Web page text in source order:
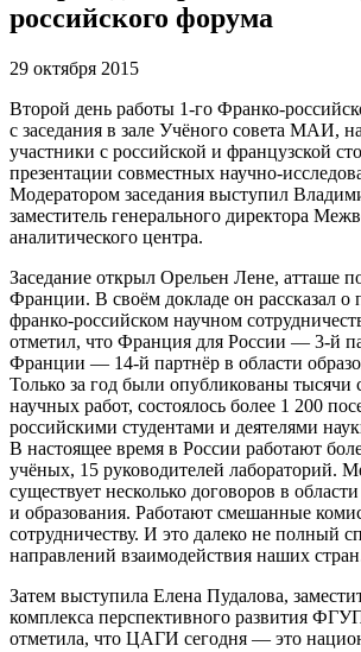
российского форума
29 октября 2015
Второй день работы 1-го Франко-
с заседания в зале Учёного совета МАИ,
участники с российской и французской
презентации совместных научно-
Модератором заседания выступил
заместитель генерального директора
аналитического центра.
Заседание открыл Орельен Лене, атташе
Франции. В своём докладе он рассказал о
франко-российском научном
отметил, что Франция для России — 3-й
Франции — 14-й партнёр в области
Только за год были опубликованы тысячи
научных работ, состоялось более 1 200
российскими студентами и деятелями
В настоящее время в России работают
учёных, 15 руководителей лабораторий.
существует несколько договоров в
и образования. Работают смешанные
сотрудничеству. И это далеко не полный
направлений взаимодействия наших
Затем выступила Елена Пудалова,
комплекса перспективного развития
отметила, что ЦАГИ сегодня — это